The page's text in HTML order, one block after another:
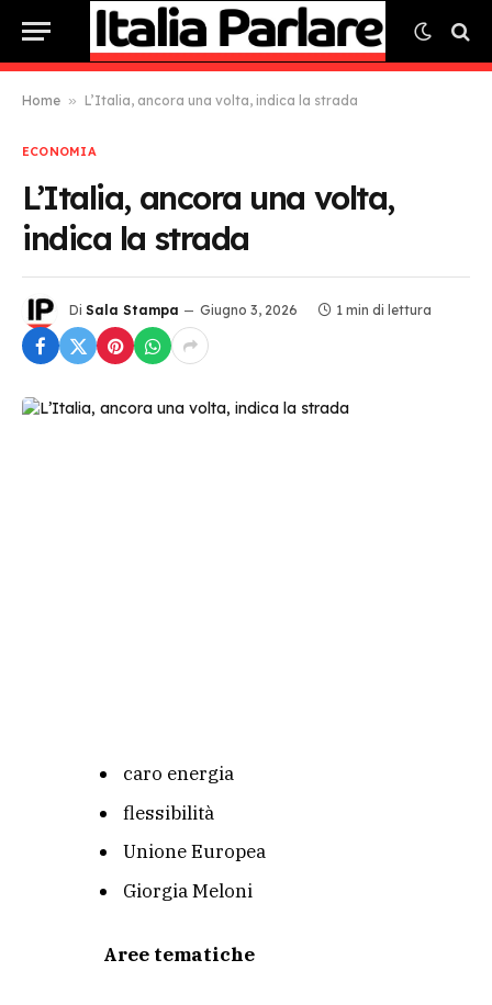
Home » L’Italia, ancora una volta, indica la strada
ECONOMIA
L’Italia, ancora una volta,
indica la strada
Di Sala Stampa Giugno 3, 2026 1 min di lettura
caro energia
flessibilità
Unione Europea
Giorgia Meloni
Aree tematiche